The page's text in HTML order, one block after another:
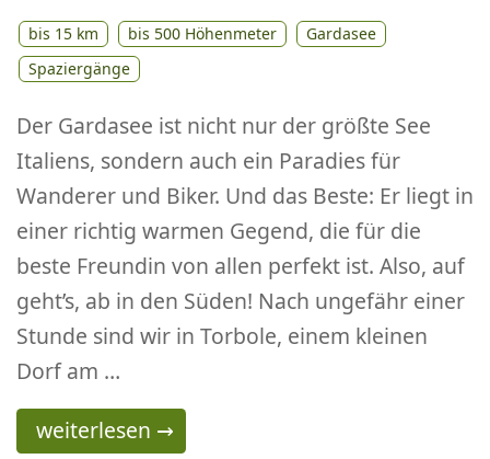
bis 15 km bis 500 Höhenmeter
Gardasee
Spaziergänge
Der Gardasee ist nicht nur der größte See
Italiens, sondern auch ein Paradies für
Wanderer und Biker. Und das Beste: Er liegt in
einer richtig warmen Gegend, die für die
beste Freundin von allen perfekt ist. Also, auf
geht’s, ab in den Süden! Nach ungefähr einer
Stunde sind wir in Torbole, einem kleinen
Dorf am …
Panoramaweg Busatte – Tempesta am Ufer
weiterlesen →